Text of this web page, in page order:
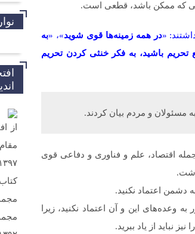
که ممکن باشد، قطعی است.
«در همه زمینه‌ها قوی شوید»، «به
تحریم باشید، به فکر خنثی کردن تحریم
و مردم بیان کردند.
اقتصاد، علم و فناوری و دفاعی قوی
دشمن اعتماد نکنید.
این و آن اعتماد نکنید، زیرا
نباید از یاد ببرید.
از